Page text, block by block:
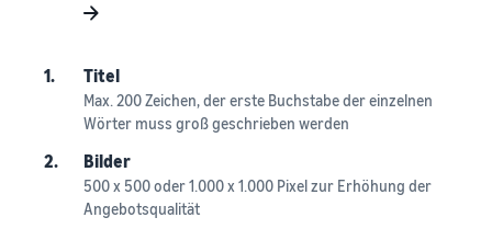
1. Titel
Max. 200 Zeichen, der erste Buchstabe der einzelnen
Wörter muss groß geschrieben werden
2. Bilder
500 x 500 oder 1.000 x 1.000 Pixel zur Erhöhung der
Angebotsqualität